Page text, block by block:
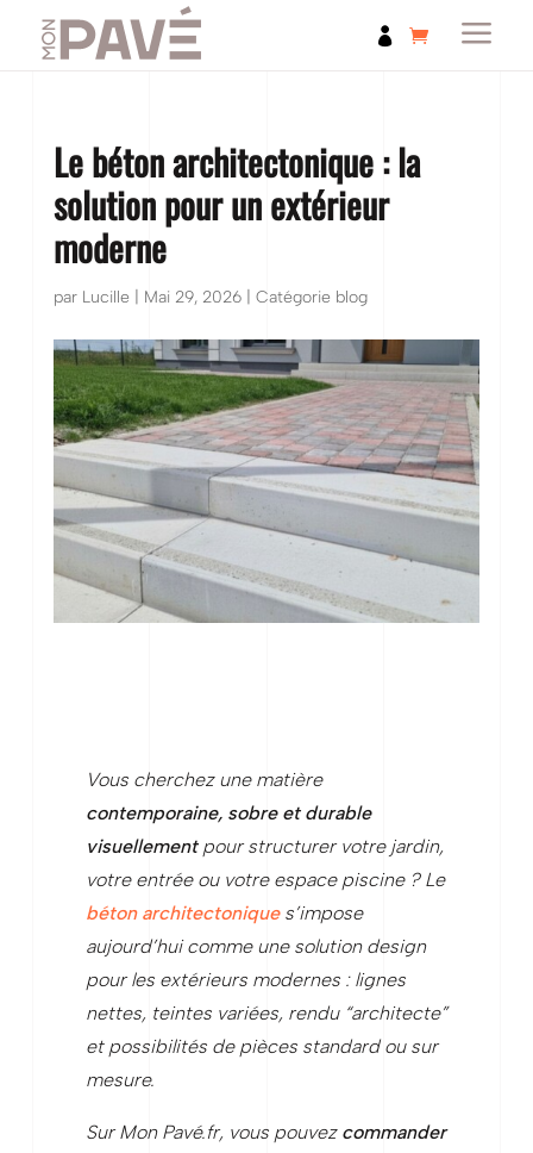
a

Le béton architectonique : la
solution pour un extérieur
moderne
par Lucille Mai 29, 2026| Catégorie blog
Vous cherchez une matière
contemporaine, sobre et durable
visuellementpour structurer votre jardin,
votre entrée ou votre espace piscine ? Le
béton architectoniques’impose
aujourd’hui comme une solution design
pour les extérieurs modernes : lignes
nettes, teintes variées, rendu “architecte”
et possibilités de pièces standard ou sur
mesure.
Sur Mon Pavé.fr, vous pouvez commander